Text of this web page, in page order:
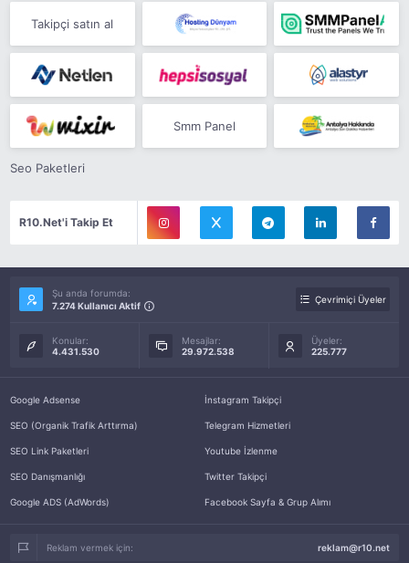
Takipçi satın al
Smm Panel
Seo Paketleri
R10.Net'i Takip Et
Şu anda forumda:
7.274 Kullanıcı Aktif
Çevrimiçi Üyeler
Konular:
4.431.530
Mesajlar:
29.972.538
Üyeler:
225.777
Google Adsense
SEO (Organik Trafik Arttırma)
SEO Link Paketleri
SEO Danışmanlığı
Google ADS (AdWords)
İnstagram Takipçi
Telegram Hizmetleri
Youtube İzlenme
Twitter Takipçi
Facebook Sayfa & Grup Alımı
Reklam vermek için: reklam@r10.net